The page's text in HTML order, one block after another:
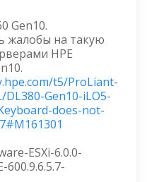
Gen10.
жалобы на такую
HPE
t5/ProLiant-
Gen10-iLO5-
does-not-
ESXi-6.0.0-
600.9.6.5.7-